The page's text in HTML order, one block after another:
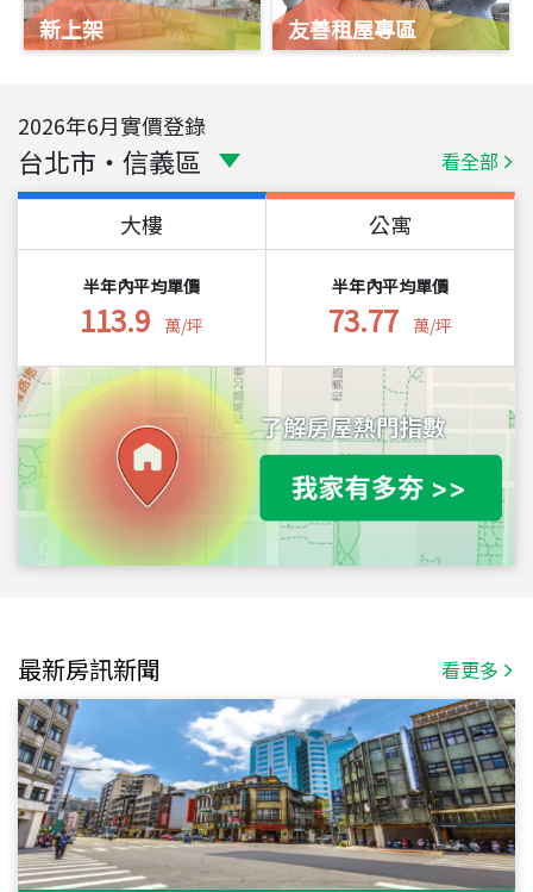
新上架 友善租屋專區
2026年6月實價登錄
台北市 ・ 信義區 看全部
大樓
半年內平均單價
113.9 萬/坪
公寓
半年內平均單價
73.77 萬/坪
最新房訊新聞 看更多